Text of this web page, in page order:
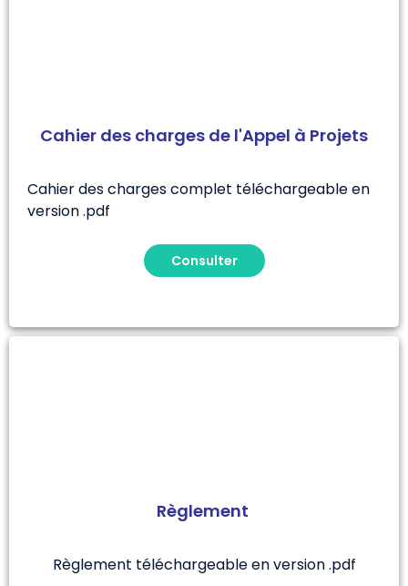
Cahier des charges de l'Appel à Projets
Cahier des charges complet téléchargeable en
version .pdf
Consulter
Règlement
Règlement téléchargeable en version .pdf